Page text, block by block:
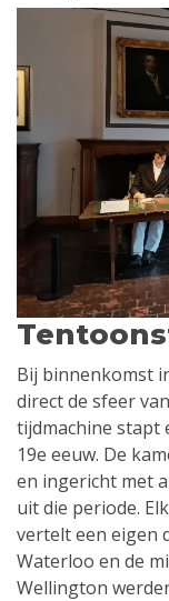
Bij binnenkomst
direct de sfeer
tijdmachine stapt
19e eeuw. De
en ingericht met
uit die periode.
vertelt een eigen
Waterloo en de
Wellington